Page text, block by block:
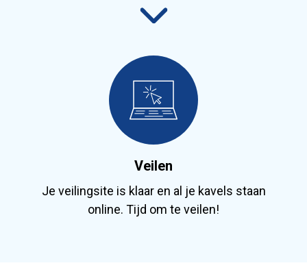
Veilen
Je veilingsite is klaar en al je kavels staan
online. Tijd om te veilen!